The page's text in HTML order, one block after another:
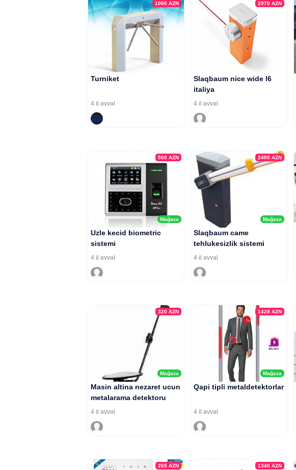
1000 AZN
Turniket
4 il əvvəl
2970 AZN
Slaqbaum nice wide l6
italiya
4 il əvvəl
Mağaza
560 AZN
Uzle kecid biometric
sistemi
4 il əvvəl
Mağaza
2400 AZN
Slaqbaum came
tehlukesizlik sistemi
4 il əvvəl
Mağaza
320 AZN
Masin altina nezaret ucun
metalarama detektoru
4 il əvvəl
Mağaza
1428 AZN
Qapi tipli metaldetektorlar
4 il əvvəl
265 AZN 1340 AZN